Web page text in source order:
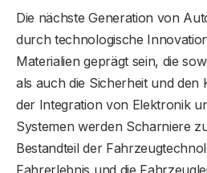
Die nächste Generation von
durch technologische
Materialien geprägt sein, die
als auch die Sicherheit und
der Integration von Elektronik
Systemen werden Scharniere
Bestandteil der
Fahrerlebnis und die